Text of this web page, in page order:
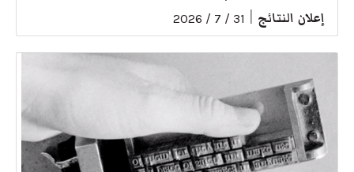
إعلان النتائج 31 / 7 / 2026